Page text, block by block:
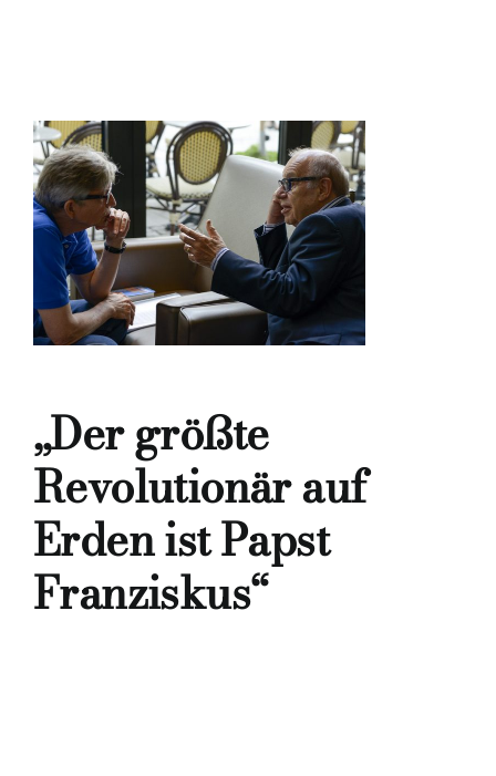
„Der größte
Revolutionär auf
Erden istPapst
Franziskus“